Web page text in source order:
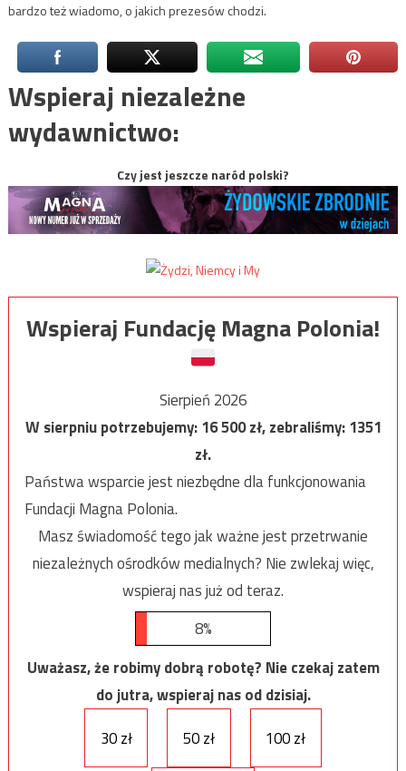
bardzo też wiadomo, o jakich prezesów chodzi.
Wspieraj niezależne
wydawnictwo:
Czy jest jeszcze naród polski?
Wspieraj Fundację Magna Polonia!
Sierpień 2026
W sierpniu potrzebujemy:16 500zł, zebraliśmy:1351
zł.
Państwa wsparcie jest niezbędne dla funkcjonowania
Fundacji Magna Polonia.
Masz świadomość tego jak ważne jest przetrwanie
niezależnych ośrodków medialnych? Nie zwlekaj więc,
wspieraj nas już od teraz.
8%
Uważasz, że robimy dobrą robotę? Nie czekaj zatem
do jutra, wspieraj nas od dzisiaj.
30 zł
50 zł 100 zł